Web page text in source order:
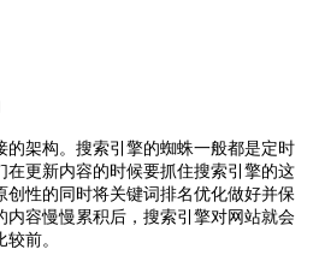
架构。搜索引擎的蜘蛛一般都是定时
在更新内容的时候要抓住搜索引擎的这
创性的同时将关键词排名优化做好并保
内容慢慢累积后，搜索引擎对网站就会
前。